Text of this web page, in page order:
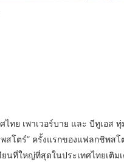
ไทย เพาเวอร์บาย และ บีทูเอส
สโตร์” ครั้งแรกของแฟลกชิพส
นที่ใหญ่ที่สุดในประเทศไทยเติ